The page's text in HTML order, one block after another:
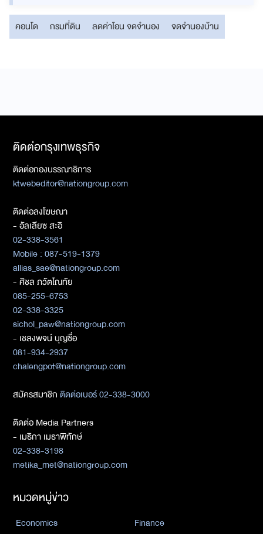
คอนโด กรมที่ดิน ลดค่าโอน จดจำนอง จดจำนองบ้าน
ติดต่อกรุงเทพธุรกิจ
ติดต่อกองบรรณาธิการ
ktwebeditor@nationgroup.com
ติดต่อลงโฆษณา
- อัลเลียซ สะอิ
02-338-3561
Mobile : 087-519-1379
allias_sae@nationgroup.com
- ศิชล ภวัตโณทัย
085-255-6753
02-338-3325
sichol_paw@nationgroup.com
- เชลงพจน์ บุญซื่อ
081-934-2937
chalengpot@nationgroup.com
สมัครสมาชิกติดต่อเบอร์ 02-338-3000
ติดต่อ Media Partners
- เมธิกา เมธาพิทักษ์
02-338-3198
metika_met@nationgroup.com
หมวดหมู่ข่าว
Economics
Finance